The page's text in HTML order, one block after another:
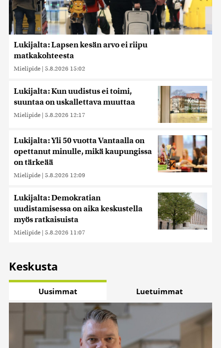
Lukijalta: Lapsen kesän arvo ei riipu
matkakohteesta
Mielipide | 5.8.2026 15:02
Lukijalta: Kun uudistus ei toimi,
suuntaa on uskallettava muuttaa
Mielipide | 5.8.2026 12:17
Lukijalta: Yli 50 vuotta Vantaalla on
opettanut minulle, mikä kaupungissa
on tärkeää
Mielipide | 5.8.2026 12:09
Lukijalta: Demokratian
uudistamisessa on aika keskustella
myös ratkaisuista
Mielipide | 5.8.2026 11:07
Keskusta
Uusimmat Luetuimmat